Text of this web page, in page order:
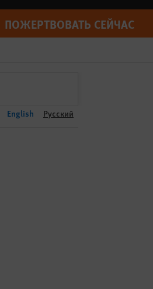
ПОЖЕРТВОВАТЬ СЕЙЧАС
ПОЖЕРТВОВАТЬ СЕЙЧАС
English Русский